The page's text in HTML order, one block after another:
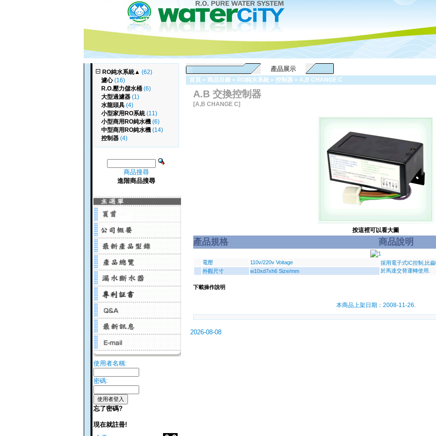
RO純水系統▲ (62)
濾心(16)
R.O.壓力儲水桶 (6)
大型過濾器 (1)
水龍頭具 (4)
小型家用RO系統(11)
小型商用RO純水機 (6)
中型商用RO純水機 (14)
控制器 (4)
商品搜尋
進階商品搜尋
使用者名稱:
密碼:
忘了密碼?
現在就註冊!
產品展示
首頁 » 商品目錄 » RO純水系統 » 控制器 » A,B CHANGE C
A.B 交換控制器
[A,B CHANGE C]
按這裡可以看大圖
產品規格 商品說明
電壓 110v/220v Voitage
採用電子式IC控制,比
於馬達交替運轉使用.
外觀尺寸 w10xd7xh6 Size/mm
下載操作說明
本商品上架日期：2008-11-26.
2026-08-08